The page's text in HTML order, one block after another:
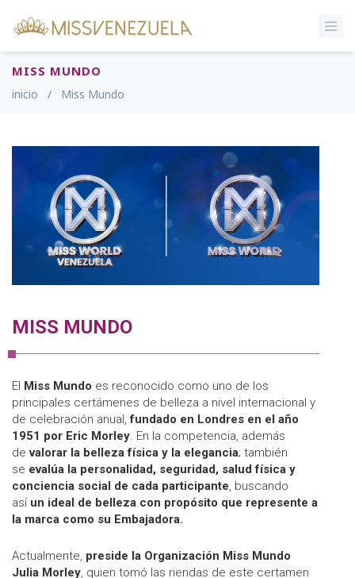
MISS MUNDO
inicio / Miss Mundo
MISS MUNDO
El Miss Mundo es reconocido como uno de los
principales certámenes de belleza a nivel internacional y
de celebración anual,fundado en Londres en el año
1951 por Eric Morley. En la competencia, además
devalorar la belleza física y la elegancia; también
se evalúa la personalidad, seguridad, salud física y
conciencia social de cada participante, buscando
así un ideal de belleza con propósito que represente a
la marca como su Embajadora.
Actualmente, preside la Organización Miss Mundo
Julia Morley, quien tomó las riendas de este certamen